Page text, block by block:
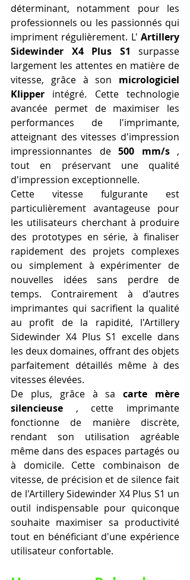
déterminant, notamment pour les
professionnels ou les passionnés qui
impriment régulièrement. L' Artillery
Sidewinder X4 Plus S1 surpasse
largement les attentes en matière de
vitesse, grâce à son micrologiciel
Klipper intégré. Cette technologie
avancée permet de maximiser les
performances de l'imprimante,
atteignant des vitesses d'impression
impressionnantes de 500 mm/s ,
tout en préservant une qualité
d'impression exceptionnelle.
Cette vitesse fulgurante est
particulièrement avantageuse pour
les utilisateurs cherchant à produire
des prototypes en série, à finaliser
rapidement des projets complexes
ou simplement à expérimenter de
nouvelles idées sans perdre de
temps. Contrairement à d'autres
imprimantes qui sacrifient la qualité
au profit de la rapidité, l'Artillery
Sidewinder X4 Plus S1 excelle dans
les deux domaines, offrant des objets
parfaitement détaillés même à des
vitesses élevées.
De plus, grâce à sa carte mère
silencieuse , cette imprimante
fonctionne de manière discrète,
rendant son utilisation agréable
même dans des espaces partagés ou
à domicile. Cette combinaison de
vitesse, de précision et de silence fait
de l'Artillery Sidewinder X4 Plus S1 un
outil indispensable pour quiconque
souhaite maximiser sa productivité
tout en bénéficiant d'une expérience
utilisateur confortable.